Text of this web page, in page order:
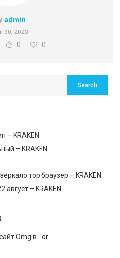
admin
30, 2023
0 0
– KRAKEN.
– KRAKEN.
тор браузер – KRAKEN.
– KRAKEN.
Omg в Tor